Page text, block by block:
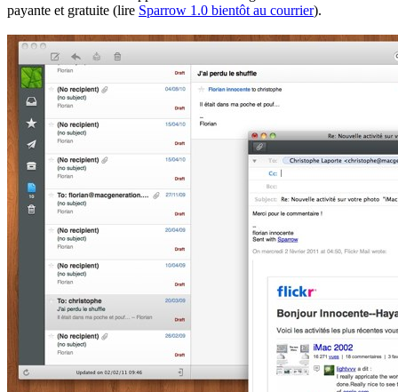
payante et gratuite (lire Sparrow 1.0 bientôt au courrier).